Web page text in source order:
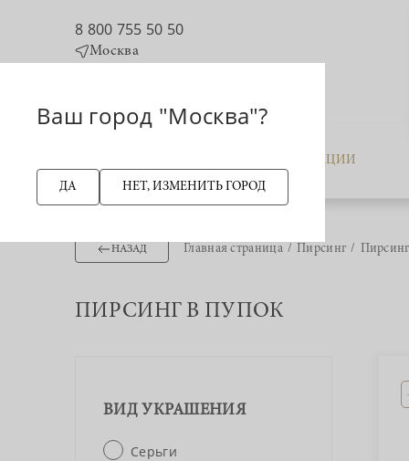
8 800 755 50 50
Москва
АКЦИИ
НАЗАД Главная страница Пирсинг
ПИРСИНГ В ПУПОК
ВИД УКРАШЕНИЯ
Серьги
Ваш город "Москва"?
ДА НЕТ, ИЗМЕНИТЬ ГОРОД